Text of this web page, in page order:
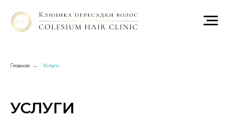
Главная → Услуги
УСЛУГИ